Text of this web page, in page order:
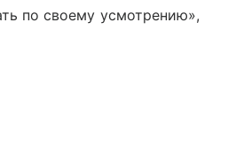
по своему усмотрению»,